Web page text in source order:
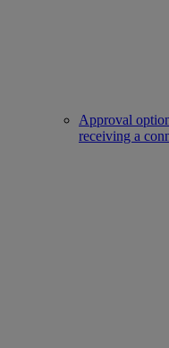
Approval
receiving a